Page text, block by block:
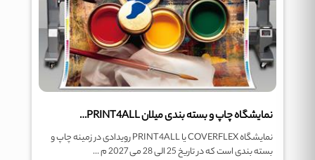
نمایشگاه چاپ و بسته بندی میلان Converflex-PRINT4ALL
نمایشگاه COVERFLEX یا PRINT4ALL رویدادی در زمینه چاپ و
بسته بندی است که در تاریخ 25 الی 28 می 2027 م ...